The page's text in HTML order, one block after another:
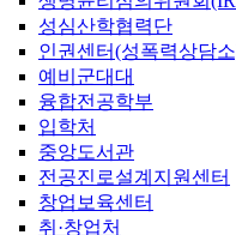
성심산학협력단
인권센터(성폭력상담
예비군대대
융합전공학부
입학처
중앙도서관
전공진로설계지원센터
창업보육센터
취·창업처